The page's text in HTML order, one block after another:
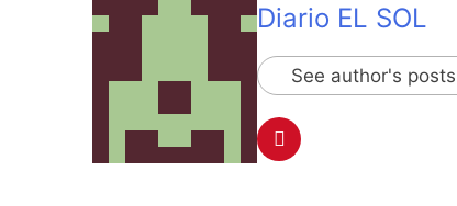
2 Días Atrás
2 Días Atrás
Masiva
Diario EL SOL
See author's posts